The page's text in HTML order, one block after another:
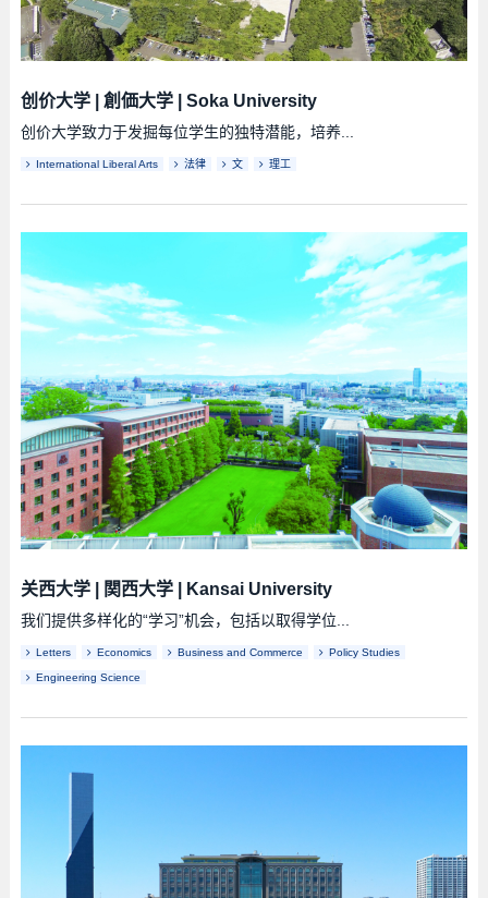
创价大学| 創価大学| Soka University
创价大学致力于发掘每位学生的独特潜能，培养...
International Liberal Arts 法律 文 理工
关西大学| 関西大学| Kansai University
我们提供多样化的“学习”机会，包括以取得学位...
Letters Economics Business and Commerce Policy Studies
Engineering Science